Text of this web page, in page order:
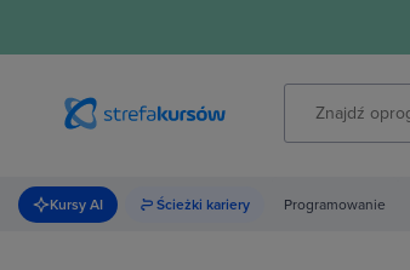
Kursy AI Ścieżki kariery Programowanie